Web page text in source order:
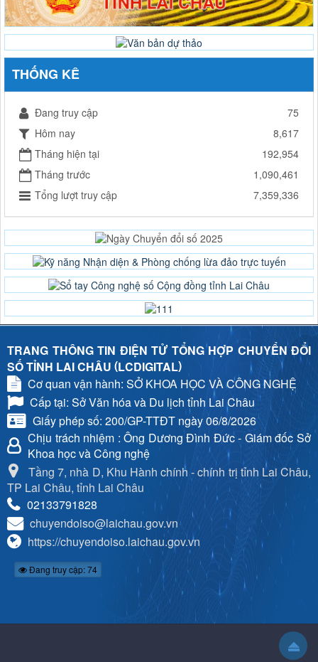
THỐNG KÊ
Đang truy cập
75
Hôm nay
8,617
Tháng hiện tại
192,954
Tháng trước
1,090,461
Tổng lượt truy cập
7,359,336
TRANG THÔNG TIN ĐIỆN TỬ TỔNG HỢP CHUYỂN ĐỔI
SỐ TỈNH LAI CHÂU (LCDIGITAL)
Cơ quan vận hành: SỞ KHOA HỌC VÀ CÔNG NGHỆ
Cấp tại: Sở Văn hóa và Du lịch tỉnh Lai Châu
Giấy phép số: 200/GP-TTĐT ngày 06/8/2026
Chịu trách nhiệm : Ông Dương Đình Đức - Giám đốc Sở
Khoa học và Công nghệ
Tầng 7, nhà D, Khu Hành chính - chính trị tỉnh Lai Châu,
TP Lai Châu, tỉnh Lai Châu
02133791828
chuyendoiso@laichau.gov.vn
https://chuyendoiso.laichau.gov.vn
Đang truy cập: 74